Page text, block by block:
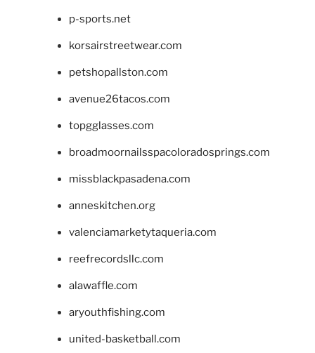
p-sports.net
korsairstreetwear.com
petshopallston.com
avenue26tacos.com
topgglasses.com
broadmoornailsspacoloradosprings.com
missblackpasadena.com
anneskitchen.org
valenciamarketytaqueria.com
reefrecordsllc.com
alawaffle.com
aryouthfishing.com
united-basketball.com